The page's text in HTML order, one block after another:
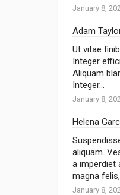
January 8,
Adam
Ut vitae
Integer
Aliquam
Integer…
January 8,
Helena
aliquam.
a imperdiet
magna
January 8,